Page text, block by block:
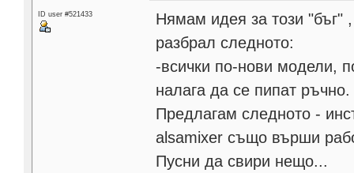
ID user #521433
Нямам идея за този "бъг"
разбрал следното:
-всички по-нови модели,
налага да се пипат
Предлагам следното -
alsamixer също върши
Пусни да свири нещо...